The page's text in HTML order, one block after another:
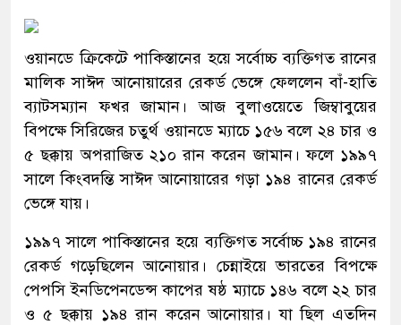
ওয়ানডে ক্রিকেটে পাকিস্তানের হয়ে সর্বোচ্চ ব্যক্তিগত রানের
মালিক সাঈদ আনোয়ারের রেকর্ড ভেঙ্গে ফেললেন বাঁ-হাতি
ব্যাটসম্যান ফখর জামান। আজ বুলাওয়েতে জিম্বাবুয়ের
বিপক্ষে সিরিজের চতুর্থ ওয়ানডে ম্যাচে ১৫৬ বলে ২৪ চার ও
৫ ছক্কায় অপরাজিত ২১০ রান করেন জামান। ফলে ১৯৯৭
সালে কিংবদন্তি সাঈদ আনোয়ারের গড়া ১৯৪ রানের রেকর্ড
ভেঙ্গে যায়।
১৯৯৭ সালে পাকিস্তানের হয়ে ব্যক্তিগত সর্বোচ্চ ১৯৪ রানের
রেকর্ড গড়েছিলেন আনোয়ার। চেন্নাইয়ে ভারতের বিপক্ষে
পেপসি ইনডিপেনডেন্স কাপের ষষ্ঠ ম্যাচে ১৪৬ বলে ২২ চার
ও ৫ ছক্কায় ১৯৪ রান করেন আনোয়ার। যা ছিল এতদিন